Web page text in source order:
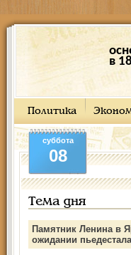
в
Политика
суббота
08
Тема дня
Памятник Ленина в
ожидании пьедестала